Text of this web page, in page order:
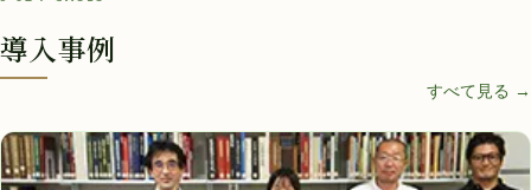
導入事例
すべて見る →